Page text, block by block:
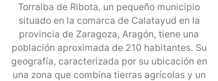
Torralba de Ribota, un pequeño municipio
situado en la comarca de Calatayud en la
provincia de Zaragoza, Aragón, tiene una
población aproximada de 210 habitantes. Su
geografía, caracterizada por su ubicación en
una zona que combina tierras agrícolas y un